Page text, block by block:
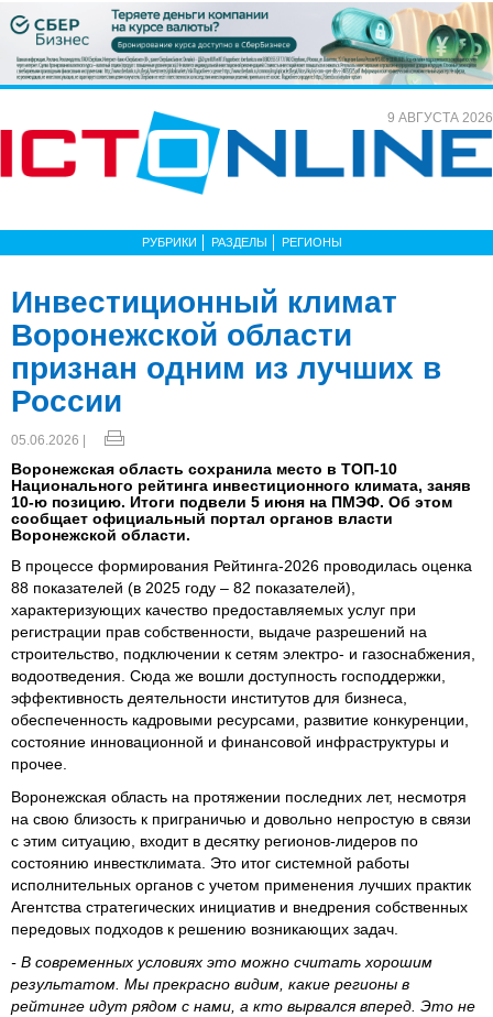
9 АВГУСТА 2026
РУБРИКИ РАЗДЕЛЫ РЕГИОНЫ
Инвестиционный климат
Воронежской области
признан одним из лучших в
России
05.06.2026 |
Воронежская область сохранила место в ТОП-10
Национального рейтинга инвестиционного климата, заняв
10-ю позицию. Итоги подвели 5 июня на ПМЭФ. Об этом
сообщает официальный портал органов власти
Воронежской области.
В процессе формирования Рейтинга-2026 проводилась оценка
88 показателей (в 2025 году – 82 показателей),
характеризующих качество предоставляемых услуг при
регистрации прав собственности, выдаче разрешений на
строительство, подключении к сетям электро- и газоснабжения,
водоотведения. Сюда же вошли доступность господдержки,
эффективность деятельности институтов для бизнеса,
обеспеченность кадровыми ресурсами, развитие конкуренции,
состояние инновационной и финансовой инфраструктуры и
прочее.
Воронежская область на протяжении последних лет, несмотря
на свою близость к приграничью и довольно непростую в связи
с этим ситуацию, входит в десятку регионов-лидеров по
состоянию инвестклимата. Это итог системной работы
исполнительных органов с учетом применения лучших практик
Агентства стратегических инициатив и внедрения собственных
передовых подходов к решению возникающих задач.
- В современных условиях это можно считать хорошим
результатом. Мы прекрасно видим, какие регионы в
рейтинге идут рядом с нами, а кто вырвался вперед. Это не